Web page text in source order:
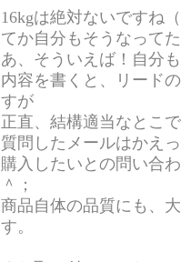
16kgは絶対ないですね
てか自分もそうなって
あ、そういえば！自分
内容を書くと、リード
すが
正直、結構適当なとこ
質問したメールはかえ
購入したいとの問い合
＾；
商品自体の品質にも、
す。